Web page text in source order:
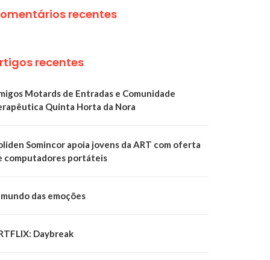
recentes
recentes
Motards de Entradas e Comunidade
Quinta Horta da Nora
Somincor apoia jovens da ART com oferta
computadores portáteis
das emoções
Daybreak